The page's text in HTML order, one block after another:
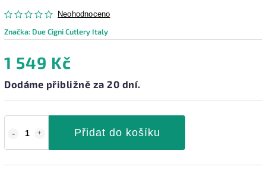
Neohodnoceno
Značka: Due Cigni Cutlery Italy
1 549 Kč
Dodáme přibližně za 20 dní.
Přidat do košíku